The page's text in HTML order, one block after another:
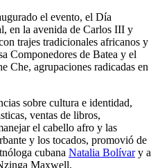
el evento, el Día
en la avenida de Carlos III y
trajes tradicionales africanos y
Componedores de Batea y el
Che, agrupaciones radicadas en
sobre cultura e identidad,
ventas de libros,
el cabello afro y las
y los tocados, promovió de
cubana Natalia Bolívary a
Maxwell.